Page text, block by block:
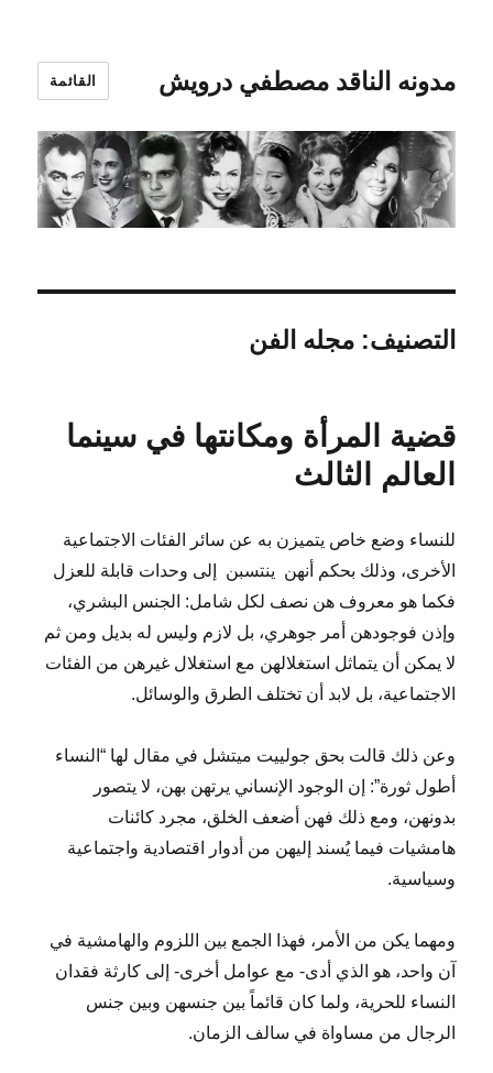
مدونه الناقد مصطفي درويش القائمة
التصنيف:مجله الفن
قضية المرأة ومكانتها في سينما
العالم الثالث
للنساء وضع خاص يتميزن به عن سائر الفئات الاجتماعية
الأخرى، وذلك بحكم أنهن ينتسبن إلى وحدات قابلة للعزل
فكما هو معروف هن نصف لكل شامل: الجنس البشري،
وإذن فوجودهن أمر جوهري، بل لازم وليس له بديل ومن ثم
لا يمكن أن يتماثل استغلالهن مع استغلال غيرهن من الفئات
الاجتماعية، بل لابد أن تختلف الطرق والوسائل.
وعن ذلك قالت بحق جولييت ميتشل في مقال لها “النساء
أطول ثورة”: إن الوجود الإنساني يرتهن بهن، لا يتصور
بدونهن، ومع ذلك فهن أضعف الخلق، مجرد كائنات
هامشيات فيما يُسند إليهن من أدوار اقتصادية واجتماعية
وسياسية.
ومهما يكن من الأمر، فهذا الجمع بين اللزوم والهامشية في
آن واحد، هو الذي أدى- مع عوامل أخرى- إلى كارثة فقدان
النساء للحرية، ولما كان قائماً بين جنسهن وبين جنس
الرجال من مساواة في سالف الزمان.